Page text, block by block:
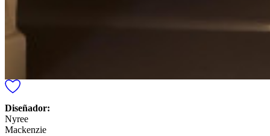
Diseñador:
Nyree
Mackenzie